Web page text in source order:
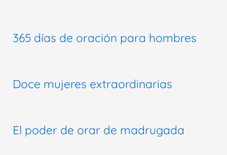
365 días de oración para hombres
Doce mujeres extraordinarias
El poder de orar de madrugada